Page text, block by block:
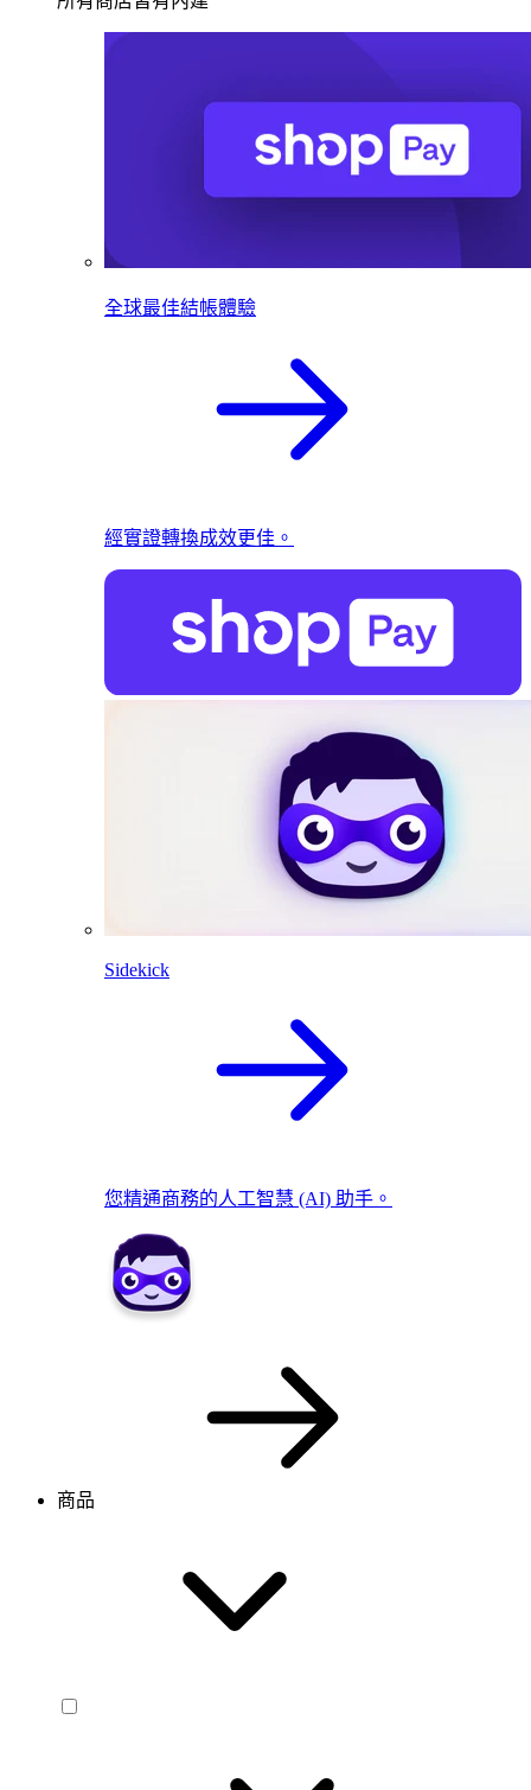
全球最佳結帳體驗
經實證轉換成效更佳。
Sidekick
您精通商務的人工智慧 (AI) 助手。
商品